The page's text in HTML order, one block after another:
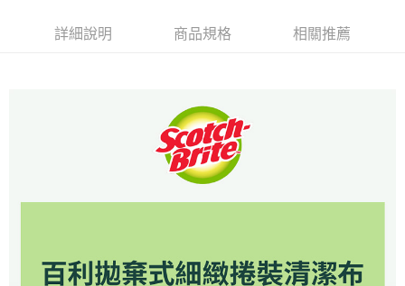
詳細說明 商品規格 相關推薦